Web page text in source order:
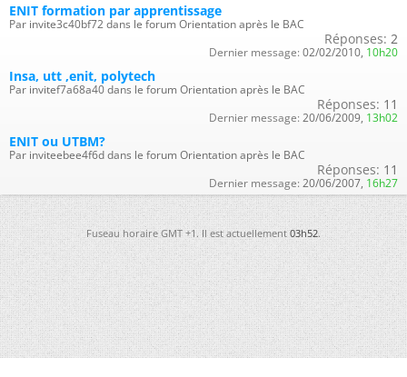
ENIT formation par apprentissage
Par invite3c40bf72 dans le forum Orientation après le BAC
Réponses: 2
Dernier message: 02/02/2010, 10h20
Insa, utt ,enit, polytech
Par invitef7a68a40 dans le forum Orientation après le BAC
Réponses: 11
Dernier message: 20/06/2009, 13h02
ENIT ou UTBM?
Par inviteebee4f6d dans le forum Orientation après le BAC
Réponses: 11
Dernier message: 20/06/2007, 16h27
Fuseau horaire GMT +1. Il est actuellement03h52.